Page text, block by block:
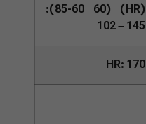
(HR) (85-60 60):
102 – 145
HR: 170